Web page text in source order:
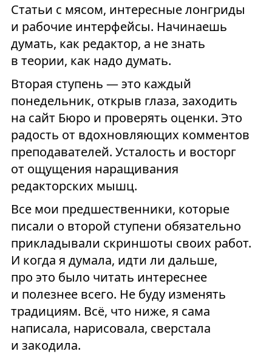
Статьи с мясом, интересные лонгриды
и рабочие интерфейсы. Начинаешь
думать, как редактор, а не знать
в теории, как надо думать.
Вторая ступень — это каждый
понедельник, открыв глаза, заходить
на сайт Бюро и проверять оценки. Это
радость от вдохновляющих комментов
преподавателей. Усталость и восторг
от ощущения наращивания
редакторских мышц.
Все мои предшественники, которые
писали о второй ступени обязательно
прикладывали скриншоты своих работ.
И когда я думала, идти ли дальше,
про это было читать интереснее
и полезнее всего. Не буду изменять
традициям. Всё, что ниже, я сама
написала, нарисовала, сверстала
и закодила.